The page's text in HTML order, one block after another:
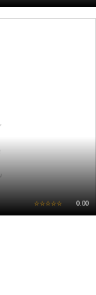
☆☆☆☆☆ 0.00